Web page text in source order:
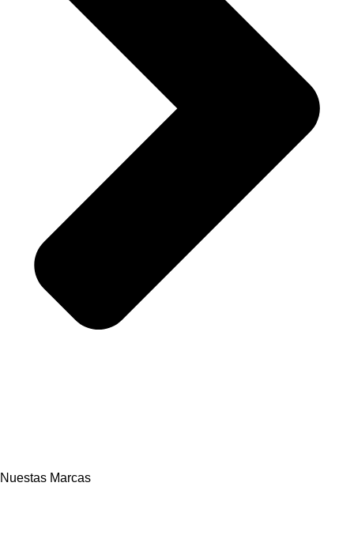
Nuestas Marcas